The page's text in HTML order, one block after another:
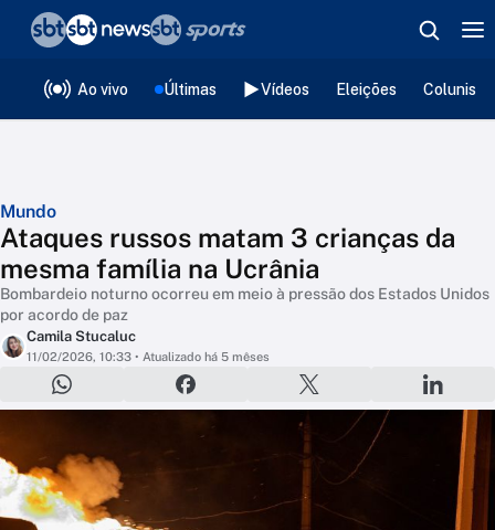
Ao vivo Últimas Vídeos Eleições
Mundo
Ataques russos matam 3 crianças da
mesma família na Ucrânia
Bombardeio noturno ocorreu em meio à pressão dos Estados Unidos
por acordo de paz
Camila Stucaluc
11/02/2026, 10:33 • Atualizado há 5 mêses
❮voltar
Editorias